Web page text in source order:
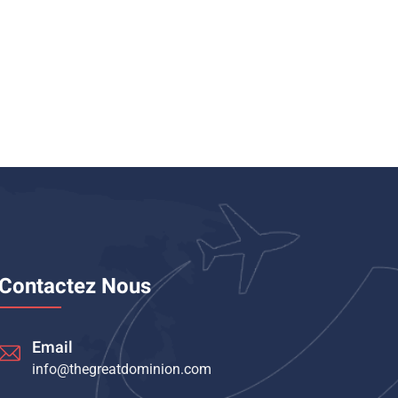
Nous
Email
info@thegreatdominion.com